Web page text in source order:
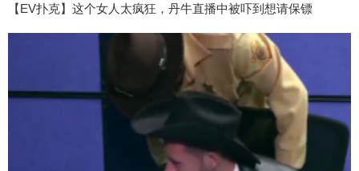
【EV扑克】这个女人太疯狂，丹牛直播中被吓到想请保镖